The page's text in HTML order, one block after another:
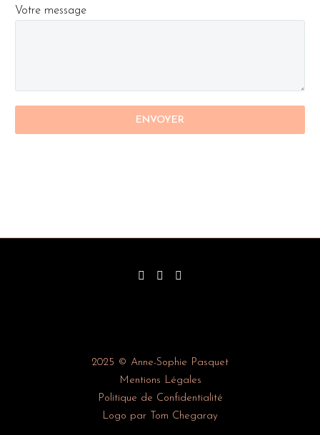
Votre message
2025 © Anne-Sophie Pasquet
Mentions Légales
Politique de Confidentialité
Logo par Tom Chegaray